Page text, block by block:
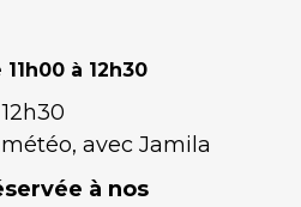
à 12h30
avec Jamila
à nos